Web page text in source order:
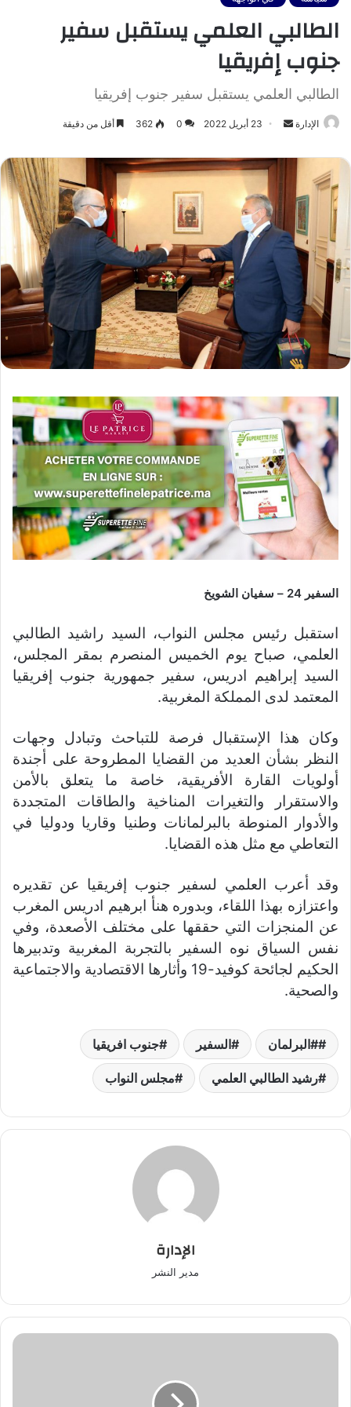
الطالبي العلمي يستقبل سفير
جنوب إفريقيا
الطالبي العلمي يستقبل سفير جنوب إفريقيا
الإدارة
أرسل
إلكترونيا
23 أبريل 2022 0
362 أقل من دقيقة
السفير 24 – سفيان الشويخ
استقبل رئيس مجلس النواب، السيد راشيد الطالبي
العلمي، صباح يوم الخميس المنصرم بمقر المجلس،
السيد إبراهيم ادريس، سفير جمهورية جنوب إفريقيا
المعتمد لدى المملكة المغربية.
وكان هذا الإستقبال فرصة للتباحث وتبادل وجهات
النظر بشأن العديد من القضايا المطروحة على أجندة
أولويات القارة الأفريقية، خاصة ما يتعلق بالأمن
والاستقرار والتغيرات المناخية والطاقات المتجددة
والأدوار المنوطة بالبرلمانات وطنيا وقاريا ودوليا في
التعاطي مع مثل هذه القضايا.
وقد أعرب العلمي لسفير جنوب إفريقيا عن تقديره
واعتزازه بهذا اللقاء، وبدوره هنأ ابرهيم ادريس المغرب
عن المنجزات التي حققها على مختلف الأصعدة، وفي
نفس السياق نوه السفير بالتجربة المغربية وتدبيرها
الحكيم لجائحة كوفيد-19 وأثارها الاقتصادية والاجتماعية
والصحية.
#البرلمان السفير جنوب افريقيا
رشيد الطالبي العلمي مجلس النواب
الإدارة
مدير النشر
فضيحة..